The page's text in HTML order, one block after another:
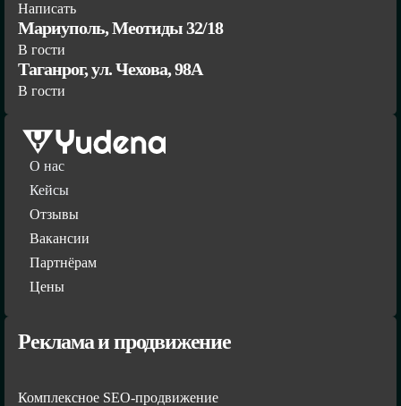
Написать
Мариуполь, Меотиды 32/18
В гости
Таганрог, ул. Чехова, 98А
В гости
О нас
Кейсы
Отзывы
Вакансии
Партнёрам
Цены
Реклама и продвижение
Комплексное SEO-продвижение